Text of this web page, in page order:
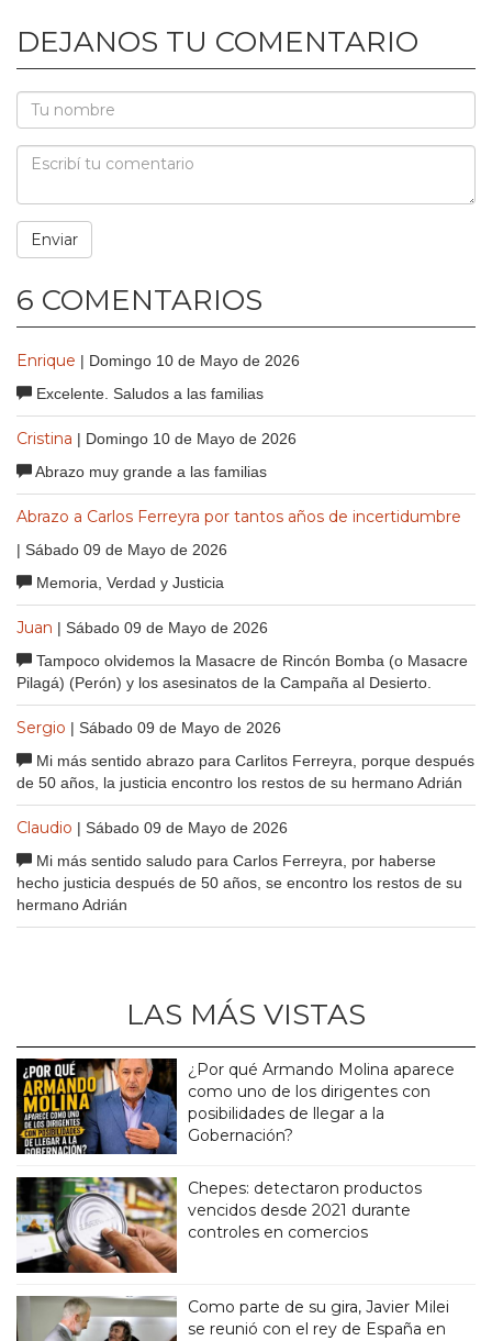
DEJANOS TU COMENTARIO
6 COMENTARIOS
Enrique | Domingo 10 de Mayo de 2026
Excelente. Saludos a las familias
Cristina | Domingo 10 de Mayo de 2026
Abrazo muy grande a las familias
Abrazo a Carlos Ferreyra por tantos años de incertidumbre
| Sábado 09 de Mayo de 2026
Memoria, Verdad y Justicia
Juan | Sábado 09 de Mayo de 2026
Tampoco olvidemos la Masacre de Rincón Bomba (o Masacre
Pilagá) (Perón) y los asesinatos de la Campaña al Desierto.
Sergio | Sábado 09 de Mayo de 2026
Mi más sentido abrazo para Carlitos Ferreyra, porque después
de 50 años, la justicia encontro los restos de su hermano Adrián
Claudio | Sábado 09 de Mayo de 2026
Mi más sentido saludo para Carlos Ferreyra, por haberse
hecho justicia después de 50 años, se encontro los restos de su
hermano Adrián
LAS MÁS VISTAS
¿Por qué Armando Molina aparece
como uno de los dirigentes con
posibilidades de llegar a la
Gobernación?
Chepes: detectaron productos
vencidos desde 2021 durante
controles en comercios
Como parte de su gira, Javier Milei
se reunió con el rey de España en